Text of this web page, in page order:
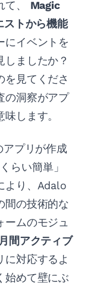
て、 Magic
ストから機能
にイベントを
ましたか？
を見てくださ
の洞察がアプ
します。
プリが作成
らい簡単」
より、Adalo
間の技術的な
ームのモジュ
月間アクティブ
に対応するよ
始めて壁にぶ